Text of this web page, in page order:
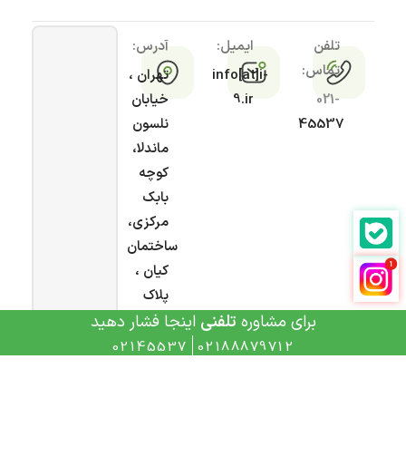
تلفن
تماس:
021-
45537
ایمیل:
info[at]i-
9.ir
آدرس:
تهران ،
خیابان
نلسون
ماندلا،
کوچه
بابک
مرکزی،
ساختمان
کیان ،
پلاک
۵/۱
برای مشاوره تلفنی اینجا فشار دهید
02145537 02188879712